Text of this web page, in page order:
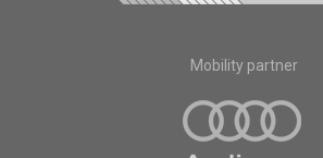
Mobility partner